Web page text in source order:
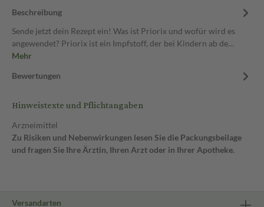
Beschreibung
Sende jetzt dein Rezept ein! Was ist Priorix und wofür wird es
angewendet? Priorix ist ein Impfstoff, der bei Kindern ab de…
Mehr
Bewertungen
Hinweistexte und Pflichtangaben
Arzneimittel
Zu Risiken und Nebenwirkungen lesen Sie die Packungsbeilage
und fragen Sie Ihre Ärztin, Ihren Arzt oder in Ihrer Apotheke.
Versandarten